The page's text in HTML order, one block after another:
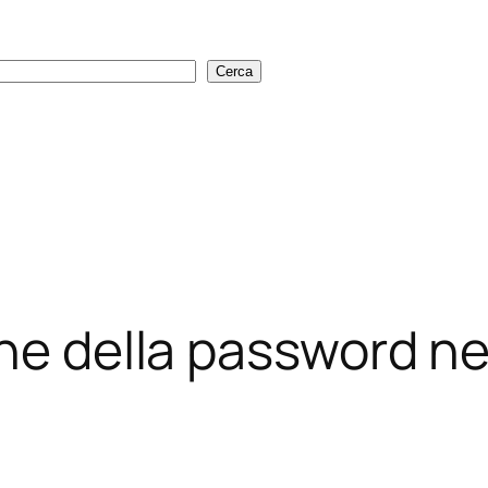
Cerca
della password